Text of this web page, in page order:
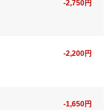
-2,750円
-2,200円
-1,650円